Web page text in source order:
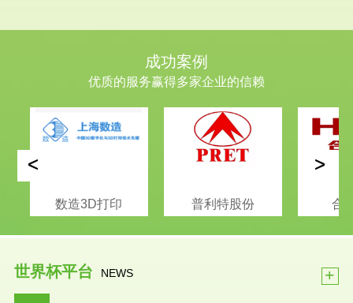
成功案例
优质的服务赢得多家企业的信赖
数造3D打印 普利特股份 合
< >
世界杯平台 NEWS +